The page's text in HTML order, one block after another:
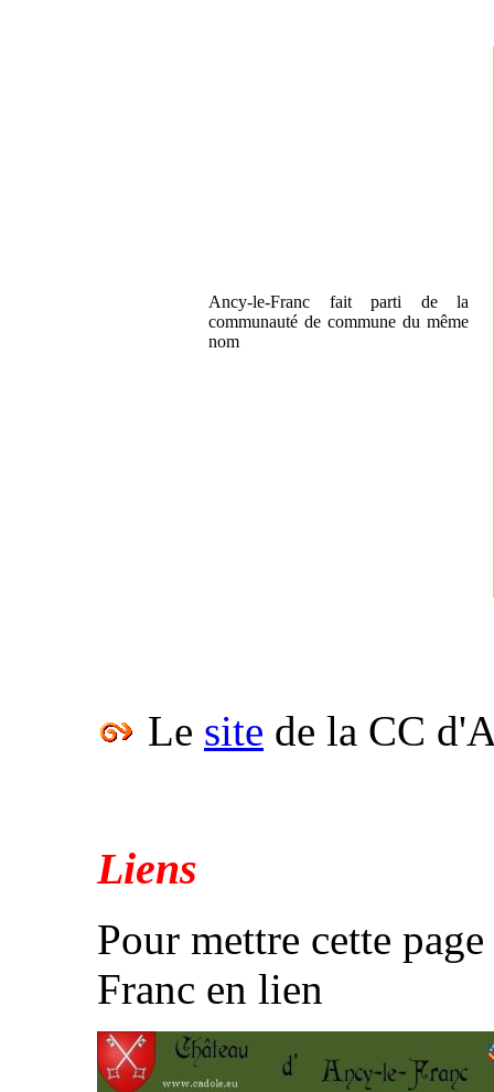
Ancy-le-Franc fait parti de la
communauté de commune du même
nom
Le site de la CC
Liens
Pour mettre cette
Franc en lien